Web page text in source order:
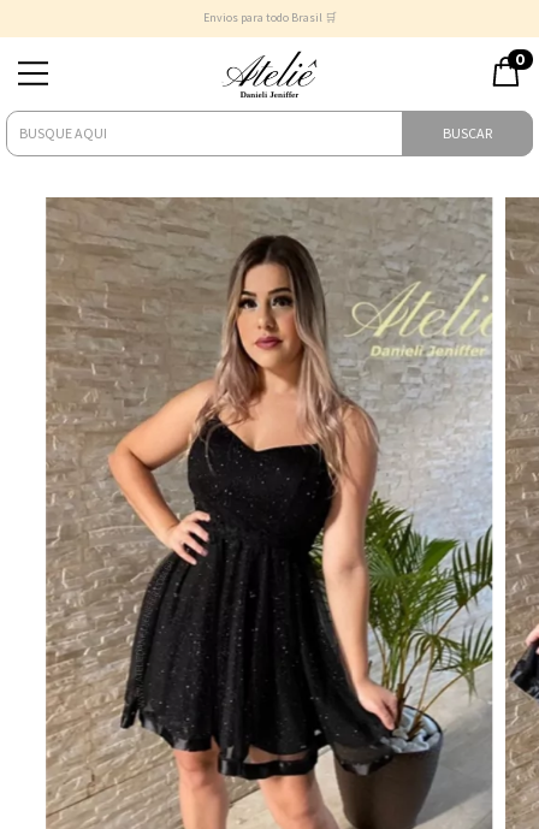
Envios para todo Brasil 🛒
BUSCAR
0